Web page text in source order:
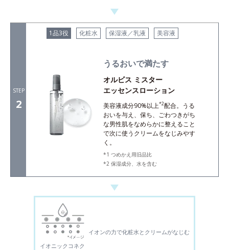
STEP
2
1品3役 化粧水 保湿液／乳液 美容液
うるおいで満たす
オルビス ミスター
エッセンスローション
美容液成分90%以上*2配合。うる
おいを与え、保ち、ごわつきがち
な男性肌をなめらかに整えること
で次に使うクリームをなじみやす
く。
つめかえ用旧品比
保湿成分、水を含む
イオニックコネク
イオンの力で化粧水とクリームがなじむ